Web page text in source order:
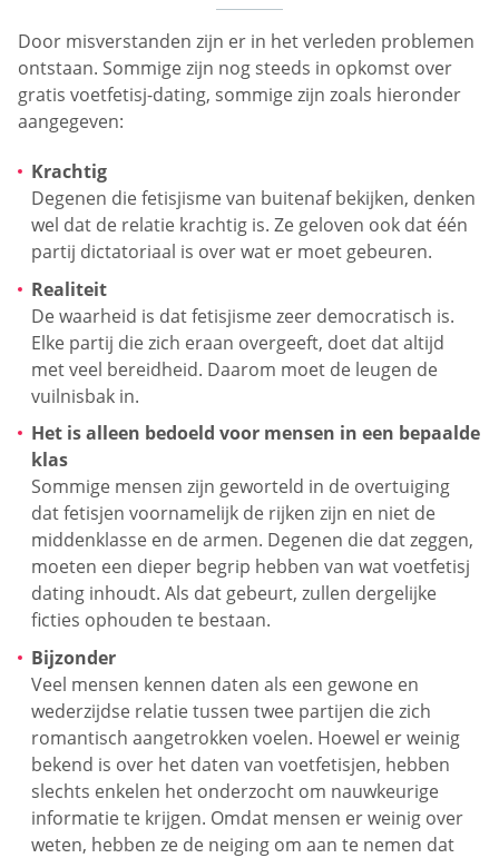
Door misverstanden zijn er in het verleden problemen
ontstaan. Sommige zijn nog steeds in opkomst over
gratis voetfetisj-dating, sommige zijn zoals hieronder
aangegeven:
Krachtig
Degenen die fetisjisme van buitenaf bekijken, denken
wel dat de relatie krachtig is. Ze geloven ook dat één
partij dictatoriaal is over wat er moet gebeuren.
Realiteit
De waarheid is dat fetisjisme zeer democratisch is.
Elke partij die zich eraan overgeeft, doet dat altijd
met veel bereidheid. Daarom moet de leugen de
vuilnisbak in.
Het is alleen bedoeld voor mensen in een bepaalde
klas
Sommige mensen zijn geworteld in de overtuiging
dat fetisjen voornamelijk de rijken zijn en niet de
middenklasse en de armen. Degenen die dat zeggen,
moeten een dieper begrip hebben van wat voetfetisj
dating inhoudt. Als dat gebeurt, zullen dergelijke
ficties ophouden te bestaan.
Bijzonder
Veel mensen kennen daten als een gewone en
wederzijdse relatie tussen twee partijen die zich
romantisch aangetrokken voelen. Hoewel er weinig
bekend is over het daten van voetfetisjen, hebben
slechts enkelen het onderzocht om nauwkeurige
informatie te krijgen. Omdat mensen er weinig over
weten, hebben ze de neiging om aan te nemen dat